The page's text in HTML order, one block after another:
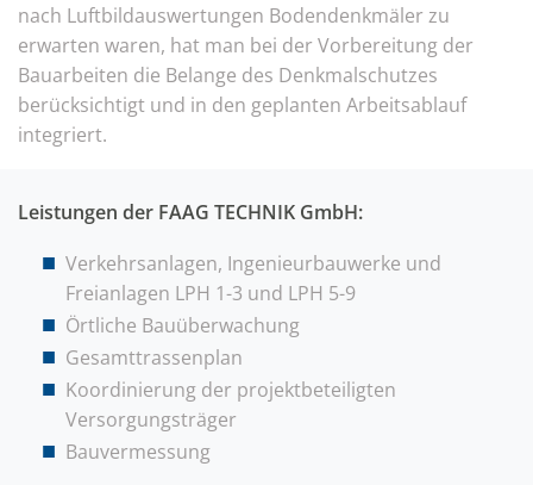
nach Luftbildauswertungen Bodendenkmäler zu
erwarten waren, hat man bei der Vorbereitung der
Bauarbeiten die Belange des Denkmalschutzes
berücksichtigt und in den geplanten Arbeitsablauf
integriert.
Leistungen der FAAG TECHNIK GmbH:
Verkehrsanlagen, Ingenieurbauwerke und
Freianlagen LPH 1-3 und LPH 5-9
Örtliche Bauüberwachung
Gesamttrassenplan
Koordinierung der projektbeteiligten
Versorgungsträger
Bauvermessung